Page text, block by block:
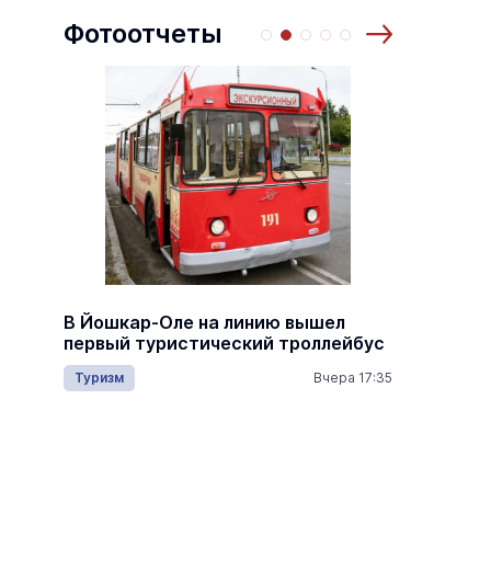
Фотоотчеты
В Йошкар-Оле на линию вышел
первый туристический троллейбус
Туризм Вчера 17:35